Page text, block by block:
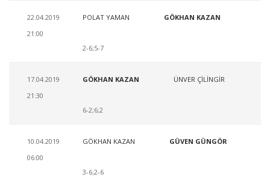
22.04.2019
21:00
POLAT YAMAN GÖKHAN KAZAN
2-6;5-7
17.04.2019
21:30
GÖKHAN KAZAN ÜNVER ÇİLİNGİR
6-2;6;2
10.04.2019
06:00
GÖKHAN KAZAN GÜVEN GÜNGÖR
3-6;2-6